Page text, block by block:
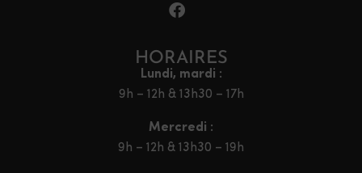
HORAIRES
Lundi, mardi :
9h – 12h & 13h30 – 17h
Mercredi :
9h – 12h & 13h30 – 19h